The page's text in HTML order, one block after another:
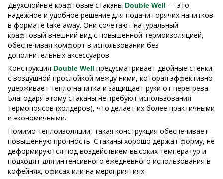
Двухслойные крафтовые стаканы Double Well — это
надежное и удобное решение для подачи горячих напитков
в формате take away. Они сочетают натуральный
крафтовый внешний вид с повышенной термоизоляцией,
обеспечивая комфорт в использовании без
дополнительных аксессуаров.
Конструкция Double Well предусматривает двойные стенки
с воздушной прослойкой между ними, которая эффективно
удерживает тепло напитка и защищает руки от перегрева.
Благодаря этому стаканы не требуют использования
термопоясов (холдеров), что делает их более практичными
и экономичными.
Помимо теплоизоляции, такая конструкция обеспечивает
повышенную прочность. Стаканы хорошо держат форму, не
деформируются под воздействием высоких температур и
подходят для интенсивного ежедневного использования в
кофейнях, офисах или на мероприятиях.